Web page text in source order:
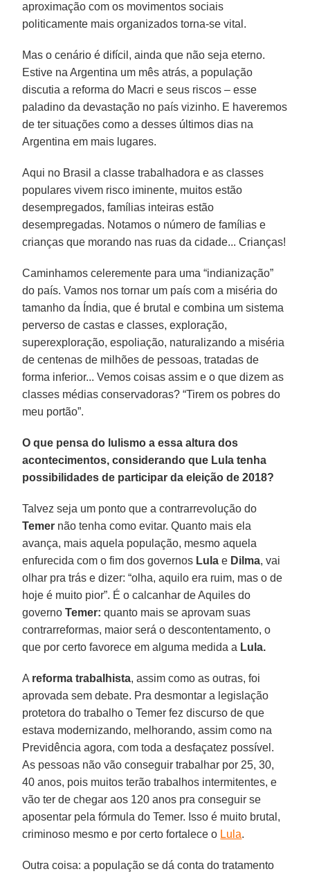
aproximação com os movimentos sociais
politicamente mais organizados torna-se vital.
Mas o cenário é difícil, ainda que não seja eterno.
Estive na Argentina um mês atrás, a população
discutia a reforma do Macri e seus riscos – esse
paladino da devastação no país vizinho. E haveremos
de ter situações como a desses últimos dias na
Argentina em mais lugares.
Aqui no Brasil a classe trabalhadora e as classes
populares vivem risco iminente, muitos estão
desempregados, famílias inteiras estão
desempregadas. Notamos o número de famílias e
crianças que morando nas ruas da cidade... Crianças!
Caminhamos celeremente para uma “indianização”
do país. Vamos nos tornar um país com a miséria do
tamanho da Índia, que é brutal e combina um sistema
perverso de castas e classes, exploração,
superexploração, espoliação, naturalizando a miséria
de centenas de milhões de pessoas, tratadas de
forma inferior... Vemos coisas assim e o que dizem as
classes médias conservadoras? “Tirem os pobres do
meu portão”.
O que pensa do lulismo a essa altura dos
acontecimentos, considerando que Lula tenha
possibilidades de participar da eleição de 2018?
Talvez seja um ponto que a contrarrevolução do
Temer não tenha como evitar. Quanto mais ela
avança, mais aquela população, mesmo aquela
enfurecida com o fim dos governos Lula e Dilma, vai
olhar pra trás e dizer: “olha, aquilo era ruim, mas o de
hoje é muito pior”. É o calcanhar de Aquiles do
governoTemer: quanto mais se aprovam suas
contrarreformas, maior será o descontentamento, o
que por certo favorece em alguma medida a Lula.
A reforma trabalhista, assim como as outras, foi
aprovada sem debate. Pra desmontar a legislação
protetora do trabalho o Temer fez discurso de que
estava modernizando, melhorando, assim como na
Previdência agora, com toda a desfaçatez possível.
As pessoas não vão conseguir trabalhar por 25, 30,
40 anos, pois muitos terão trabalhos intermitentes, e
vão ter de chegar aos 120 anos pra conseguir se
aposentar pela fórmula do Temer. Isso é muito brutal,
criminoso mesmo e por certo fortalece o Lula.
Outra coisa: a população se dá conta do tratamento